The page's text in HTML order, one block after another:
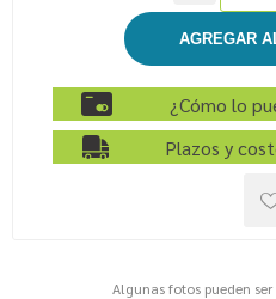
¿Cómo lo
Plazos y
Algunas fotos pueden